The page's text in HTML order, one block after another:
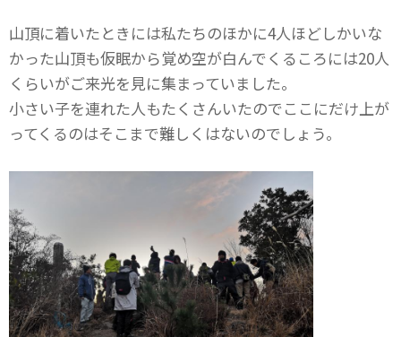
山頂に着いたときには私たちのほかに4人ほどしかいな
かった山頂も仮眠から覚め空が白んでくるころには20人
くらいがご来光を見に集まっていました。
小さい子を連れた人もたくさんいたのでここにだけ上が
ってくるのはそこまで難しくはないのでしょう。